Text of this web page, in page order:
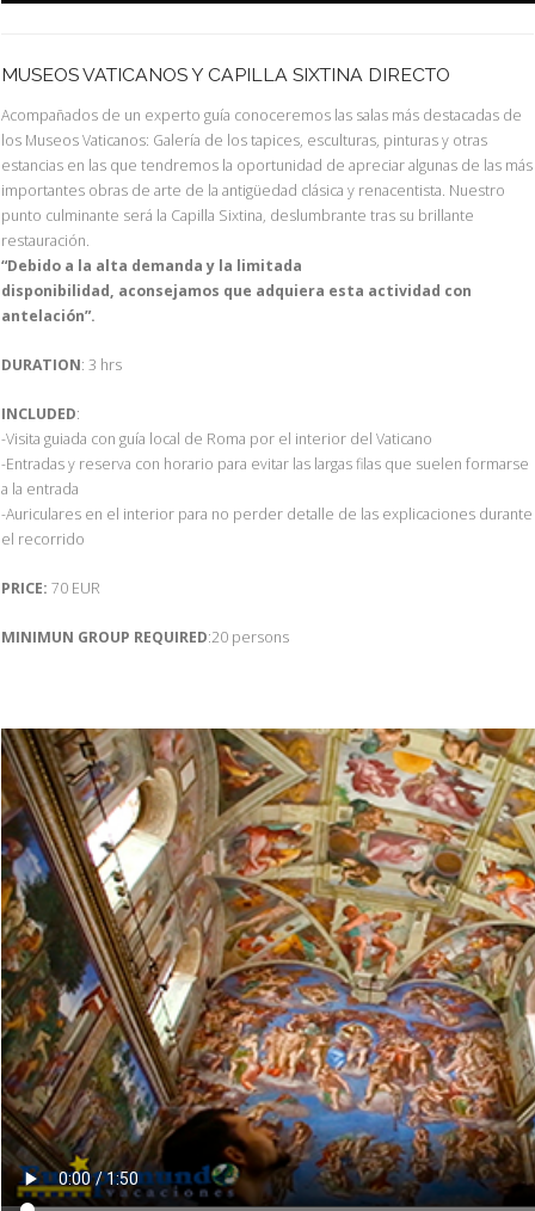
MUSEOS VATICANOS Y CAPILLA SIXTINA DIRECTO
Acompañados de un experto guía conoceremos las salas más destacadas de
los Museos Vaticanos: Galería de los tapices, esculturas, pinturas y otras
estancias en las que tendremos la oportunidad de apreciar algunas de las más
importantes obras de arte de la antigüedad clásica y renacentista. Nuestro
punto culminante será la Capilla Sixtina, deslumbrante tras su brillante
restauración.
“Debido a la alta demanda y la limitada
disponibilidad, aconsejamos que adquiera esta actividad con
antelación”.
DURATION: 3 hrs
INCLUDED:
-Visita guiada con guía local de Roma por el interior del Vaticano
-Entradas y reserva con horario para evitar las largas filas que suelen formarse
a la entrada
-Auriculares en el interior para no perder detalle de las explicaciones durante
el recorrido
PRICE: 70 EUR
MINIMUN GROUP REQUIRED:20 persons